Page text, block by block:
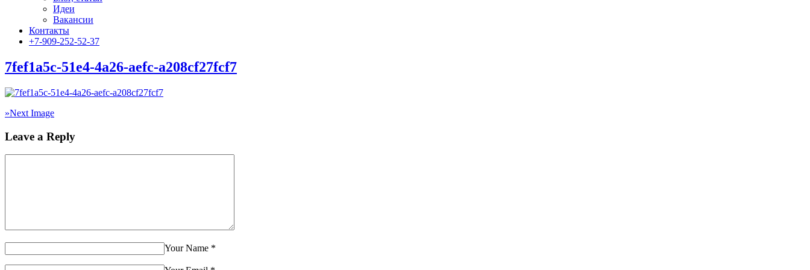
Идеи
Вакансии
Контакты
+7-909-252-52-37
7fef1a5c-51e4-4a26-aefc-a208cf27fcf7
»Next Image
Leave a Reply
Your Name *